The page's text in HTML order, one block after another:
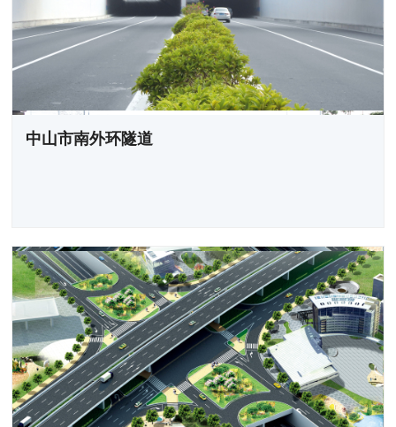
中山市南外环隧道